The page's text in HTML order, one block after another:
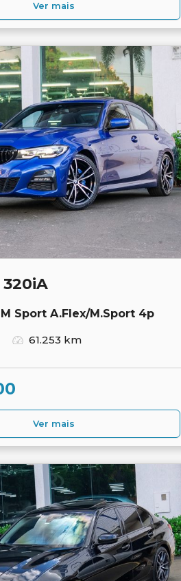
Ver mais
320iA
Sport A.Flex/M.Sport 4p
61.253 km
Ver mais